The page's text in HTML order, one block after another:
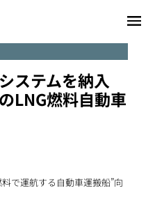
ステムを納入
LNG燃料自動車
で運航する自動車運搬船”向